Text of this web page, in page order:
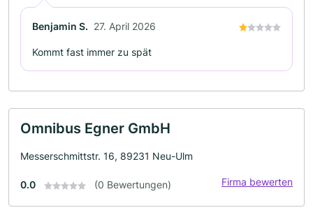
Benjamin S. 27. April 2026
Kommt fast immer zu spät
Omnibus Egner GmbH
Messerschmittstr. 16, 89231 Neu-Ulm
0.0 (0 Bewertungen) Firma bewerten